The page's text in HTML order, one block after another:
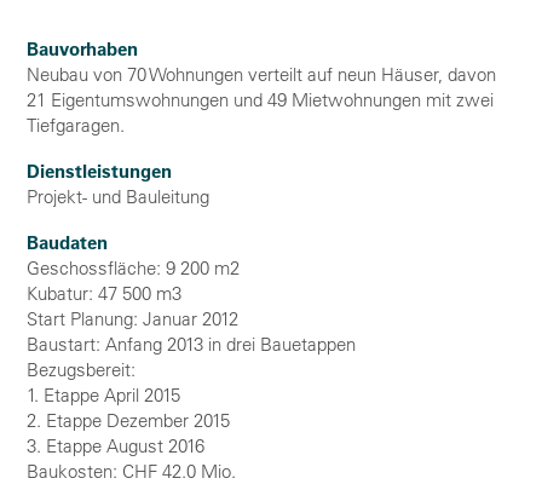
Bauvorhaben
Neubau von 70 Wohnungen verteilt auf neun Häuser, davon
21 Eigentumswohnungen und 49 Mietwohnungen mit zwei
Tiefgaragen.
Dienstleistungen
Projekt- und Bauleitung
Baudaten
Geschossfläche: 9 200 m2
Kubatur: 47 500 m3
Start Planung: Januar 2012
Baustart: Anfang 2013 in drei Bauetappen
Bezugsbereit:
1. Etappe April 2015
2. Etappe Dezember 2015
3. Etappe August 2016
Baukosten: CHF 42.0 Mio.